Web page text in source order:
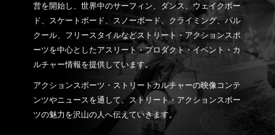
営を開始し、世界中のサーフィン、ダンス、ウェイクボー
ド、スケートボード、スノーボード、クライミング、パル
クール、フリースタイルなどストリート・アクションスポ
ーツを中心としたアスリート・プロダクト・イベント・カ
ルチャー情報を提供しています。
アクションスポーツ・ストリートカルチャーの映像コンテ
ンツやニュースを通して、ストリート・アクションスポー
ツの魅力を沢山の人へ伝えていきます。